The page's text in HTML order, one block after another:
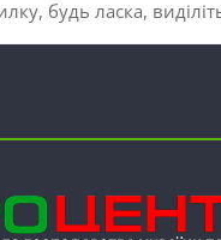
будь ласка,